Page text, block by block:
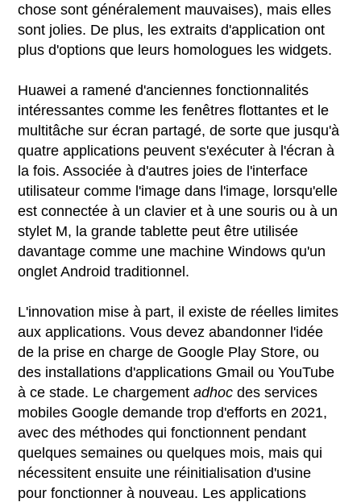
chose sont généralement mauvaises), mais elles
sont jolies. De plus, les extraits d'application ont
plus d'options que leurs homologues les widgets.
Huawei a ramené d'anciennes fonctionnalités
intéressantes comme les fenêtres flottantes et le
multitâche sur écran partagé, de sorte que jusqu'à
quatre applications peuvent s'exécuter à l'écran à
la fois. Associée à d'autres joies de l'interface
utilisateur comme l'image dans l'image, lorsqu'elle
est connectée à un clavier et à une souris ou à un
stylet M, la grande tablette peut être utilisée
davantage comme une machine Windows qu'un
onglet Android traditionnel.
L'innovation mise à part, il existe de réelles limites
aux applications. Vous devez abandonner l'idée
de la prise en charge de Google Play Store, ou
des installations d'applications Gmail ou YouTube
à ce stade. Le chargementadhoc des services
mobiles Google demande trop d'efforts en 2021,
avec des méthodes qui fonctionnent pendant
quelques semaines ou quelques mois, mais qui
nécessitent ensuite une réinitialisation d'usine
pour fonctionner à nouveau. Les applications